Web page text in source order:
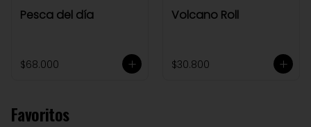
Pesca del día
$68.000
Volcano Roll
$30.800
Favoritos